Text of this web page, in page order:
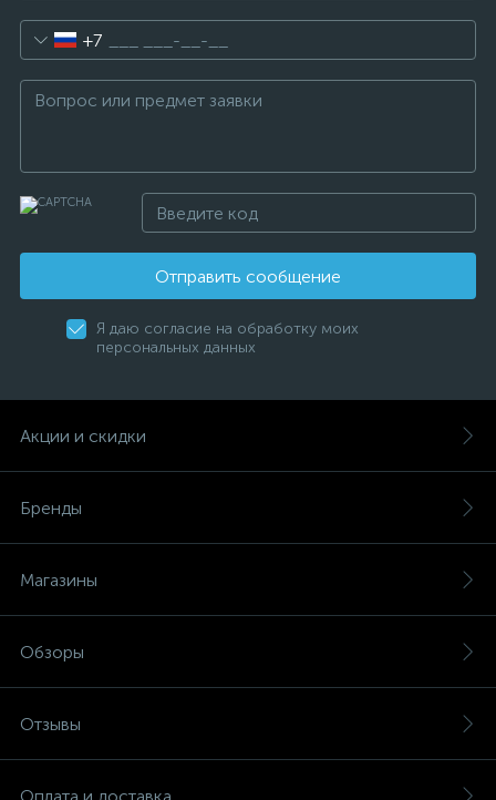
+7
Отправить сообщение
Я даю согласие на обработку моих
персональных данных
Акции и скидки
Бренды
Магазины
Обзоры
Отзывы